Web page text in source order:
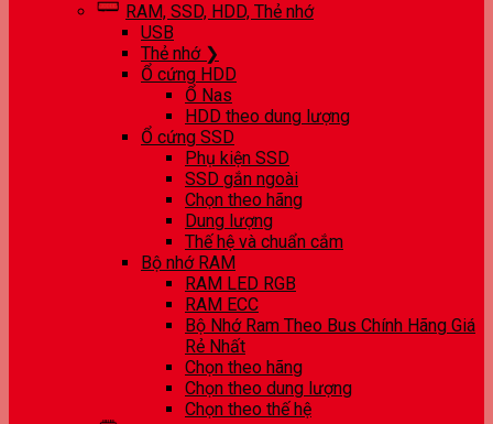
RAM, SSD, HDD, Thẻ nhớ
USB
Thẻ nhớ ❯
Ổ cứng HDD
Ổ Nas
HDD theo dung lượng
Ổ cứng SSD
Phụ kiện SSD
SSD gắn ngoài
Chọn theo hãng
Dung lượng
Thế hệ và chuẩn cắm
Bộ nhớ RAM
RAM LED RGB
RAM ECC
Bộ Nhớ Ram Theo Bus Chính Hãng Giá
Rẻ Nhất
Chọn theo hãng
Chọn theo dung lượng
Chọn theo thế hệ